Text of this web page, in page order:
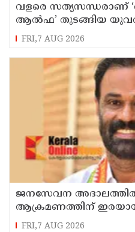
വളരെ സത്യസന്ധരാണ്
ആൽഫ’ തുടങ്ങിയ
ഭാഗവത്
FRI,7 AUG 2026
ജനസേവന
ആക്രമണത്തിന് ഇരയായ
സഹായധനം അനുവദിച്ചു
FRI,7 AUG 2026